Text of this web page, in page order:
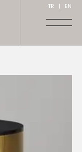
TR | EN